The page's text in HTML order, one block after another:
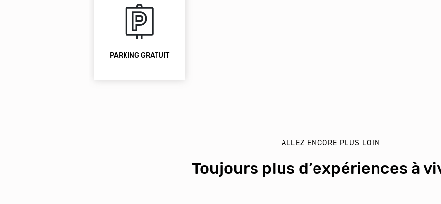
PARKING GRATUIT
ALLEZ ENCORE PLUS LOIN
Toujours plus d’expériences à